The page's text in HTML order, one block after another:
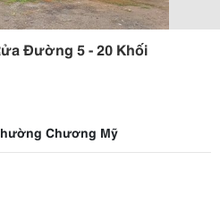
Đường 5 - 20 Khối
Chương Mỹ